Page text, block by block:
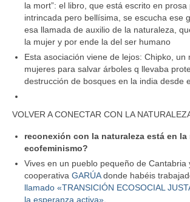
la mort”: el libro, que está escrito en prosa
intrincada pero bellísima, se escucha ese
esa llamada de auxilio de la naturaleza,
la mujer y por ende la del ser humano
Esta asociación viene de lejos: Chipko, un
mujeres para salvar árboles q llevaba
destrucción de bosques en la india desde
VOLVER A CONECTAR CON LA
reconexión con la naturaleza está en la
ecofeminismo?
Vives en un pueblo pequeño de Cantabria
cooperativa GARÚAdonde habéis
llamado «TRANSICIÓN ECOSOCIAL
la esperanza activa».